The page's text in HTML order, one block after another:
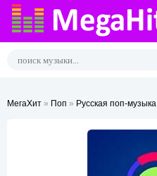
МегаХит » Поп » Русская поп-музыка